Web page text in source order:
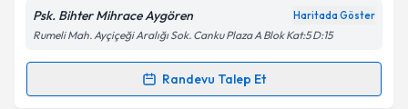
Psk. Bihter Mihrace Aygören Haritada Göster
Rumeli Mah. Ayçiçeği Aralığı Sok. Canku Plaza A Blok Kat:5 D:15
Randevu Talep Et
Randevu Takvimi Talebi